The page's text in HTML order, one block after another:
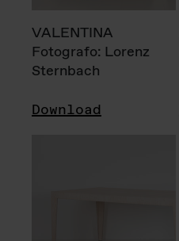
VALENTINA
Fotografo: Lorenz
Sternbach
Download